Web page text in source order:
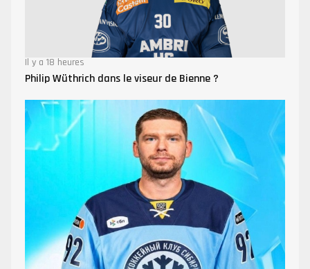
Il y a 18 heures
Philip Wüthrich dans le viseur de Bienne ?